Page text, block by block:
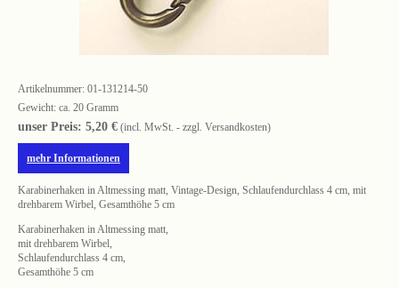
Artikelnummer: 01-131214-50
Gewicht: ca. 20 Gramm
unser Preis: 5,20 € (incl. MwSt. - zzgl. Versandkosten)
mehr Informationen
Karabinerhaken in Altmessing matt, Vintage-Design, Schlaufendurchlass 4 cm, mit
drehbarem Wirbel, Gesamthöhe 5 cm
Karabinerhaken in Altmessing matt,
mit drehbarem Wirbel,
Schlaufendurchlass 4 cm,
Gesamthöhe 5 cm